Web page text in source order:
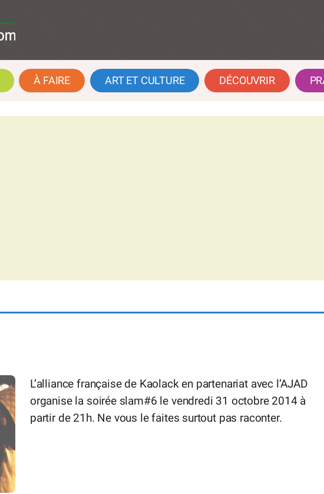
À FAIRE ART ET CULTURE DÉCOUVRIR
L’alliance française de Kaolack en partenariat avec l’AJAD
organise la soirée slam#6 le vendredi 31 octobre 2014 à
partir de 21h. Ne vous le faites surtout pas raconter.